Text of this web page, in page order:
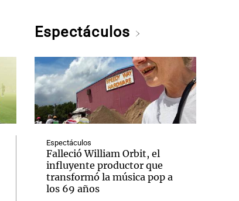
Espectáculos
Espectáculos
Falleció William Orbit, el
influyente productor que
transformó la música pop a
los 69 años